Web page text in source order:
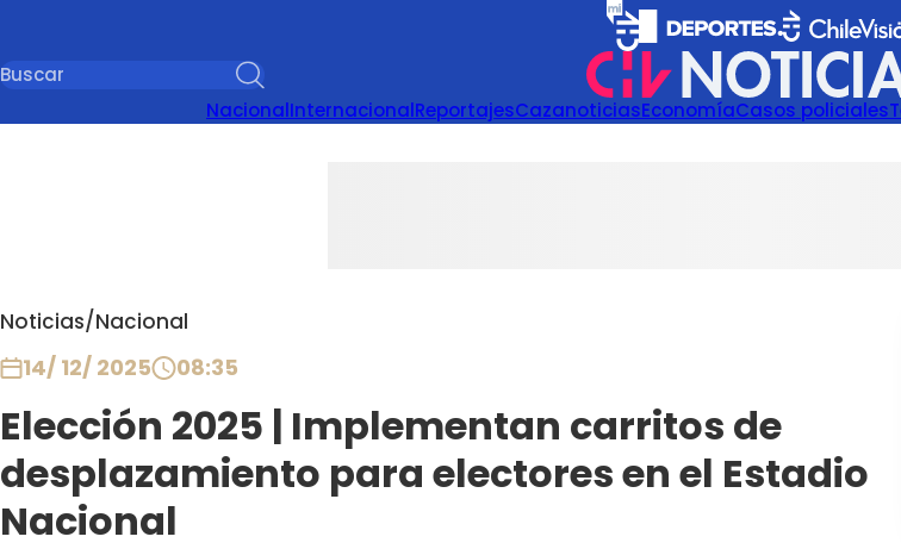
NacionalInternacionalReportajesCazanoticiasEconomíaCasos policiales
Noticias/Nacional
14/ 12/ 2025 08:35
Elección 2025 | Implementan carritos de
desplazamiento para electores en el Estadio
Nacional